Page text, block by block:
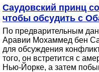
Саудовский принц
чтобы обсудить с
По предварительным
Аравии Мохаммед бен
для обсуждения
того, он встретится с
Нью-Йорке, а затем